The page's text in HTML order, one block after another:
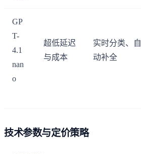
GP
T-
4.1
nan
o
超低延迟
与成本
实时分类、自
动补全
技术参数与定价策略